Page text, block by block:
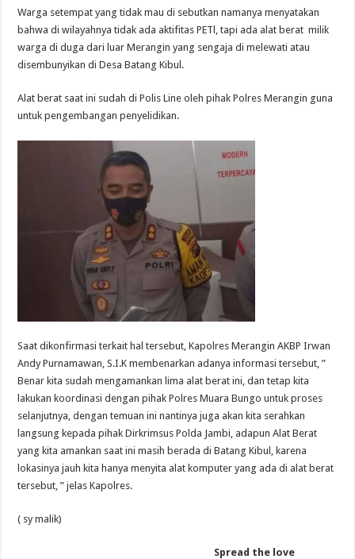
Warga setempat yang tidak mau di sebutkan namanya menyatakan
bahwa di wilayahnya tidak ada aktifitas PETl, tapi ada alat berat milik
warga di duga dari luar Merangin yang sengaja di melewati atau
disembunyikan di Desa Batang Kibul.
Alat berat saat ini sudah di Polis Line oleh pihak Polres Merangin guna
untuk pengembangan penyelidikan.
Saat dikonfirmasi terkait hal tersebut, Kapolres Merangin AKBP Irwan
Andy Purnamawan, S.I.K membenarkan adanya informasi tersebut, ”
Benar kita sudah mengamankan lima alat berat ini, dan tetap kita
lakukan koordinasi dengan pihak Polres Muara Bungo untuk proses
selanjutnya, dengan temuan ini nantinya juga akan kita serahkan
langsung kepada pihak Dirkrimsus Polda Jambi, adapun Alat Berat
yang kita amankan saat ini masih berada di Batang Kibul, karena
lokasinya jauh kita hanya menyita alat komputer yang ada di alat berat
tersebut, ” jelas Kapolres.
( sy malik)
Spread the love